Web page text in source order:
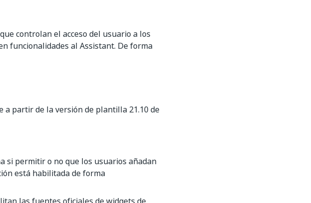
controlan el acceso del usuario a los
funcionalidades al Assistant. De forma
a partir de la versión de plantilla 21.10 de
si permitir o no que los usuarios añadan
está habilitada de forma